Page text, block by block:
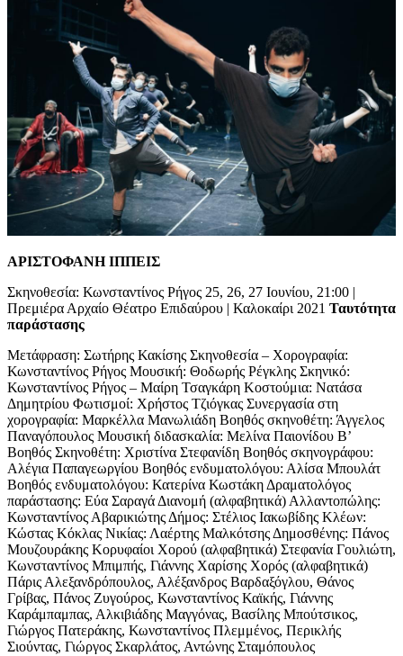
ΑΡΙΣΤΟΦΑΝΗ ΙΠΠΕΙΣ
Σκηνοθεσία: Κωνσταντίνος Ρήγος 25, 26, 27 Ιουνίου, 21:00 |
Πρεμιέρα Αρχαίο Θέατρο Επιδαύρου | Καλοκαίρι 2021 Ταυτότητα
παράστασης
Μετάφραση: Σωτήρης Κακίσης Σκηνοθεσία – Χορογραφία:
Κωνσταντίνος Ρήγος Μουσική: Θοδωρής Ρέγκλης Σκηνικό:
Κωνσταντίνος Ρήγος – Μαίρη Τσαγκάρη Κοστούμια: Νατάσα
Δημητρίου Φωτισμοί: Χρήστος Τζιόγκας Συνεργασία στη
χορογραφία: Μαρκέλλα Μανωλιάδη Βοηθός σκηνοθέτη: Άγγελος
Παναγόπουλος Μουσική διδασκαλία: Μελίνα Παιονίδου Β’
Βοηθός Σκηνοθέτη: Χριστίνα Στεφανίδη Βοηθός σκηνογράφου:
Αλέγια Παπαγεωργίου Βοηθός ενδυματολόγου: Αλίσα Μπουλάτ
Βοηθός ενδυματολόγου: Κατερίνα Κωστάκη Δραματολόγος
παράστασης: Εύα Σαραγά Διανομή (αλφαβητικά) Αλλαντοπώλης:
Κωνσταντίνος Αβαρικιώτης Δήμος: Στέλιος Ιακωβίδης Κλέων:
Κώστας Κόκλας Νικίας: Λαέρτης Μαλκότσης Δημοσθένης: Πάνος
Μουζουράκης Κορυφαίοι Χορού (αλφαβητικά) Στεφανία Γουλιώτη,
Κωνσταντίνος Μπιμπής, Γιάννης Χαρίσης Χορός (αλφαβητικά)
Πάρις Αλεξανδρόπουλος, Αλέξανδρος Βαρδαξόγλου, Θάνος
Γρίβας, Πάνος Ζυγούρος, Κωνσταντίνος Καϊκής, Γιάννης
Καράμπαμπας, Αλκιβιάδης Μαγγόνας, Βασίλης Μπούτσικος,
Γιώργος Πατεράκης, Κωνσταντίνος Πλεμμένος, Περικλής
Σιούντας, Γιώργος Σκαρλάτος, Αντώνης Σταμόπουλος